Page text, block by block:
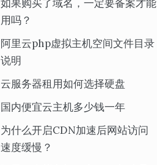
如果购买了域名，一定要备案才能
用吗？
阿里云php虚拟主机空间文件目录
说明
云服务器租用如何选择硬盘
国内便宜云主机多少钱一年
为什么开启CDN加速后网站访问
速度缓慢？